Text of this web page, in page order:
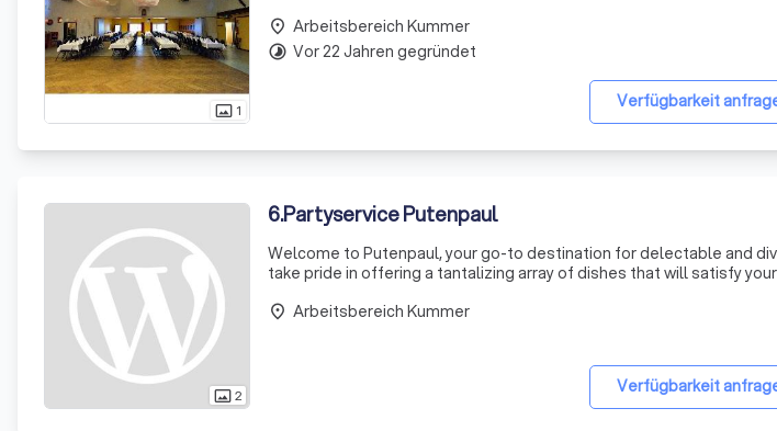
photo_size_select_actual 1
und Abibällen
Verfügbarkeit
place Arbeitsbereich Kummer
timelapse Vor 22 Jahren gegründet
photo_size_select_actual2
6.Partyservice Putenpaul
Welcome to Putenpaul, your go-to destination for delectable and
take pride in offering a tantalizing array of dishes that will satisfy
Verfügbarkeit
place Arbeitsbereich Kummer